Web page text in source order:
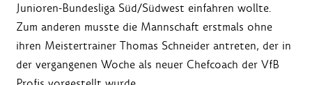
Junioren-Bundesliga Süd/Südwest einfahren wollte.
Zum anderen musste die Mannschaft erstmals ohne
ihren Meistertrainer Thomas Schneider antreten, der in
der vergangenen Woche als neuer Chefcoach der VfB